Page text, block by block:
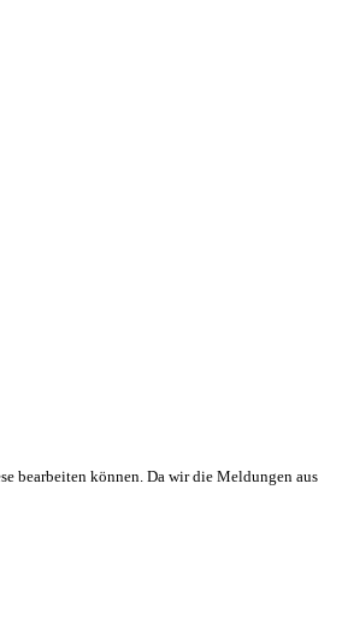
bearbeiten können. Da wir die Meldungen aus